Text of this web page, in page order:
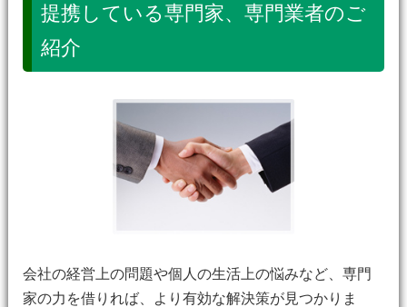
提携している専門家、専門業者のご
紹介
会社の経営上の問題や個人の生活上の悩みなど、専門
家の力を借りれば、より有効な解決策が見つかりま